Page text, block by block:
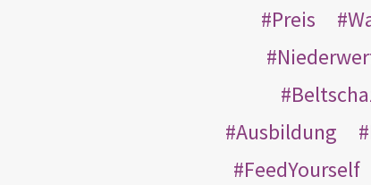
Preis
Ausbildung
FeedYourself